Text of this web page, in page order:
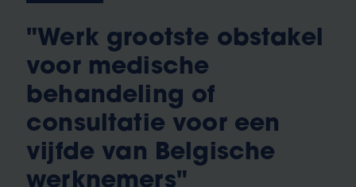
"Werk grootste obstakel
voor medische
behandeling of
consultatie voor een
vijfde van Belgische
werknemers"